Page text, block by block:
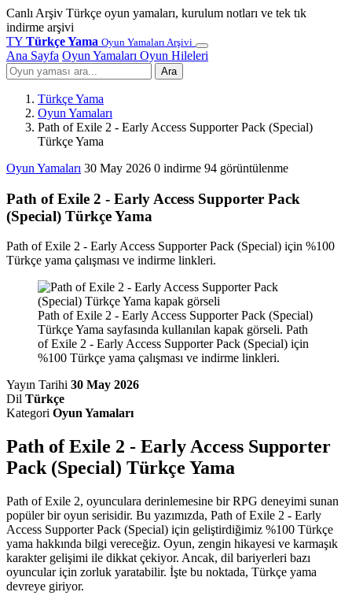
Canlı Arşiv Türkçe oyun yamaları, kurulum notları ve tek tık
indirme arşivi
TY Türkçe Yama Oyun Yamaları Arşivi
Ana Sayfa Oyun Yamaları Oyun Hileleri
Ara
Türkçe Yama
Oyun Yamaları
Path of Exile 2 - Early Access Supporter Pack (Special)
Türkçe Yama
Oyun Yamaları 30 May 2026 0 indirme 94 görüntülenme
Path of Exile 2 - Early Access Supporter Pack
(Special) Türkçe Yama
Path of Exile 2 - Early Access Supporter Pack (Special) için %100
Türkçe yama çalışması ve indirme linkleri.
Path of Exile 2 - Early Access Supporter Pack (Special)
Türkçe Yama sayfasında kullanılan kapak görseli. Path
of Exile 2 - Early Access Supporter Pack (Special) için
%100 Türkçe yama çalışması ve indirme linkleri.
Yayın Tarihi 30 May 2026
Dil Türkçe
Kategori Oyun Yamaları
Path of Exile 2 - Early Access Supporter
Pack (Special) Türkçe Yama
Path of Exile 2, oyunculara derinlemesine bir RPG deneyimi sunan
popüler bir oyun serisidir. Bu yazımızda, Path of Exile 2 - Early
Access Supporter Pack (Special) için geliştirdiğimiz %100 Türkçe
yama hakkında bilgi vereceğiz. Oyun, zengin hikayesi ve karmaşık
karakter gelişimi ile dikkat çekiyor. Ancak, dil bariyerleri bazı
oyuncular için zorluk yaratabilir. İşte bu noktada, Türkçe yama
devreye giriyor.